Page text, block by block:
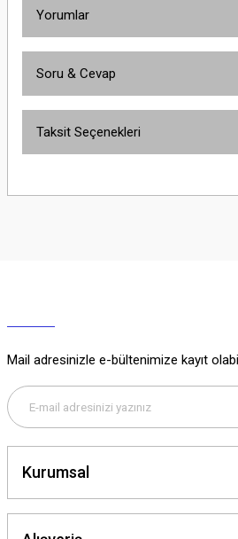
Yorumlar
Soru & Cevap
Soru Sor
Taksit Seçenekleri
Mail adresinizle e-bültenimize kayıt
Kurumsal